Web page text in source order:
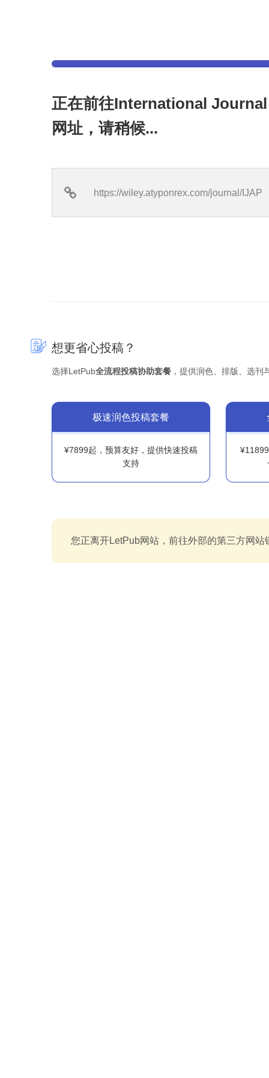
正在前往International
网址，请稍候...
https://wiley.atyponrex.com/journal/IJAP
想更省心投稿？
选择LetPub全流程投稿协助套餐 ，提供润色、排版、选
极速润色投稿套餐
¥7899起，预算友好，提供快速投稿
支持
您正离开LetPub网站，前往外部的第三方网